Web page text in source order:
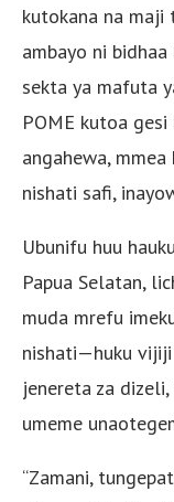
kutokana na maji
ambayo ni
sekta ya mafuta
POME kutoa
angahewa,
nishati safi,
Ubunifu huu
Papua Selatan,
muda mrefu
nishati—huku vijiji
jenereta za
umeme
“Zamani,